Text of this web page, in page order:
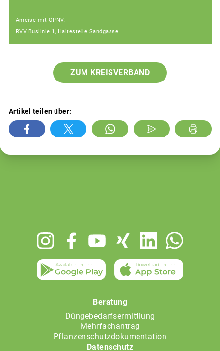
Anreise mit ÖPNV:
RVV Buslinie 1, Haltestelle Sandgasse
ZUM KREISVERBAND
Artikel teilen über:
Beratung
Düngebedarfsermittlung
Mehrfachantrag
Pflanzenschutzdokumentation
Datenschutz